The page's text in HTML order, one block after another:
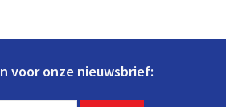
voor onze nieuwsbrief: